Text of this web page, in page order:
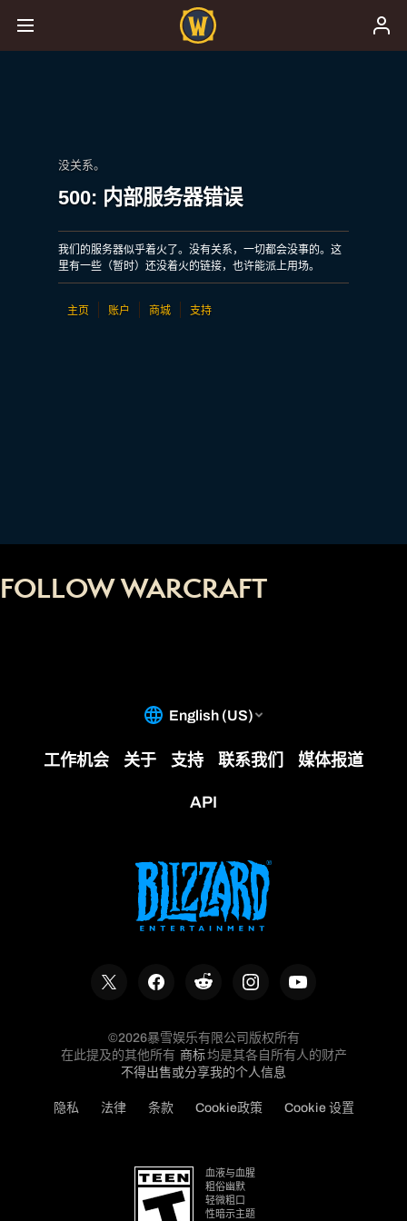
没关系。
500: 内部服务器错误
我们的服务器似乎着火了。没有关系，一切都会没事的。这
里有一些（暂时）还没着火的链接，也许能派上用场。
主页 账户 商城 支持
FOLLOW WARCRAFT